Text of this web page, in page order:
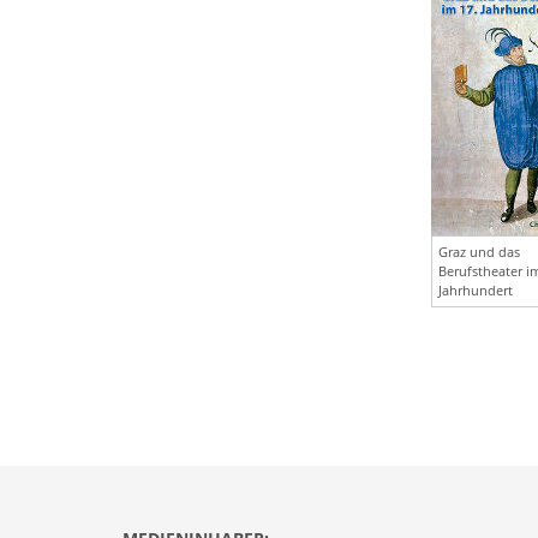
Graz und das
Berufstheater
Jahrhundert